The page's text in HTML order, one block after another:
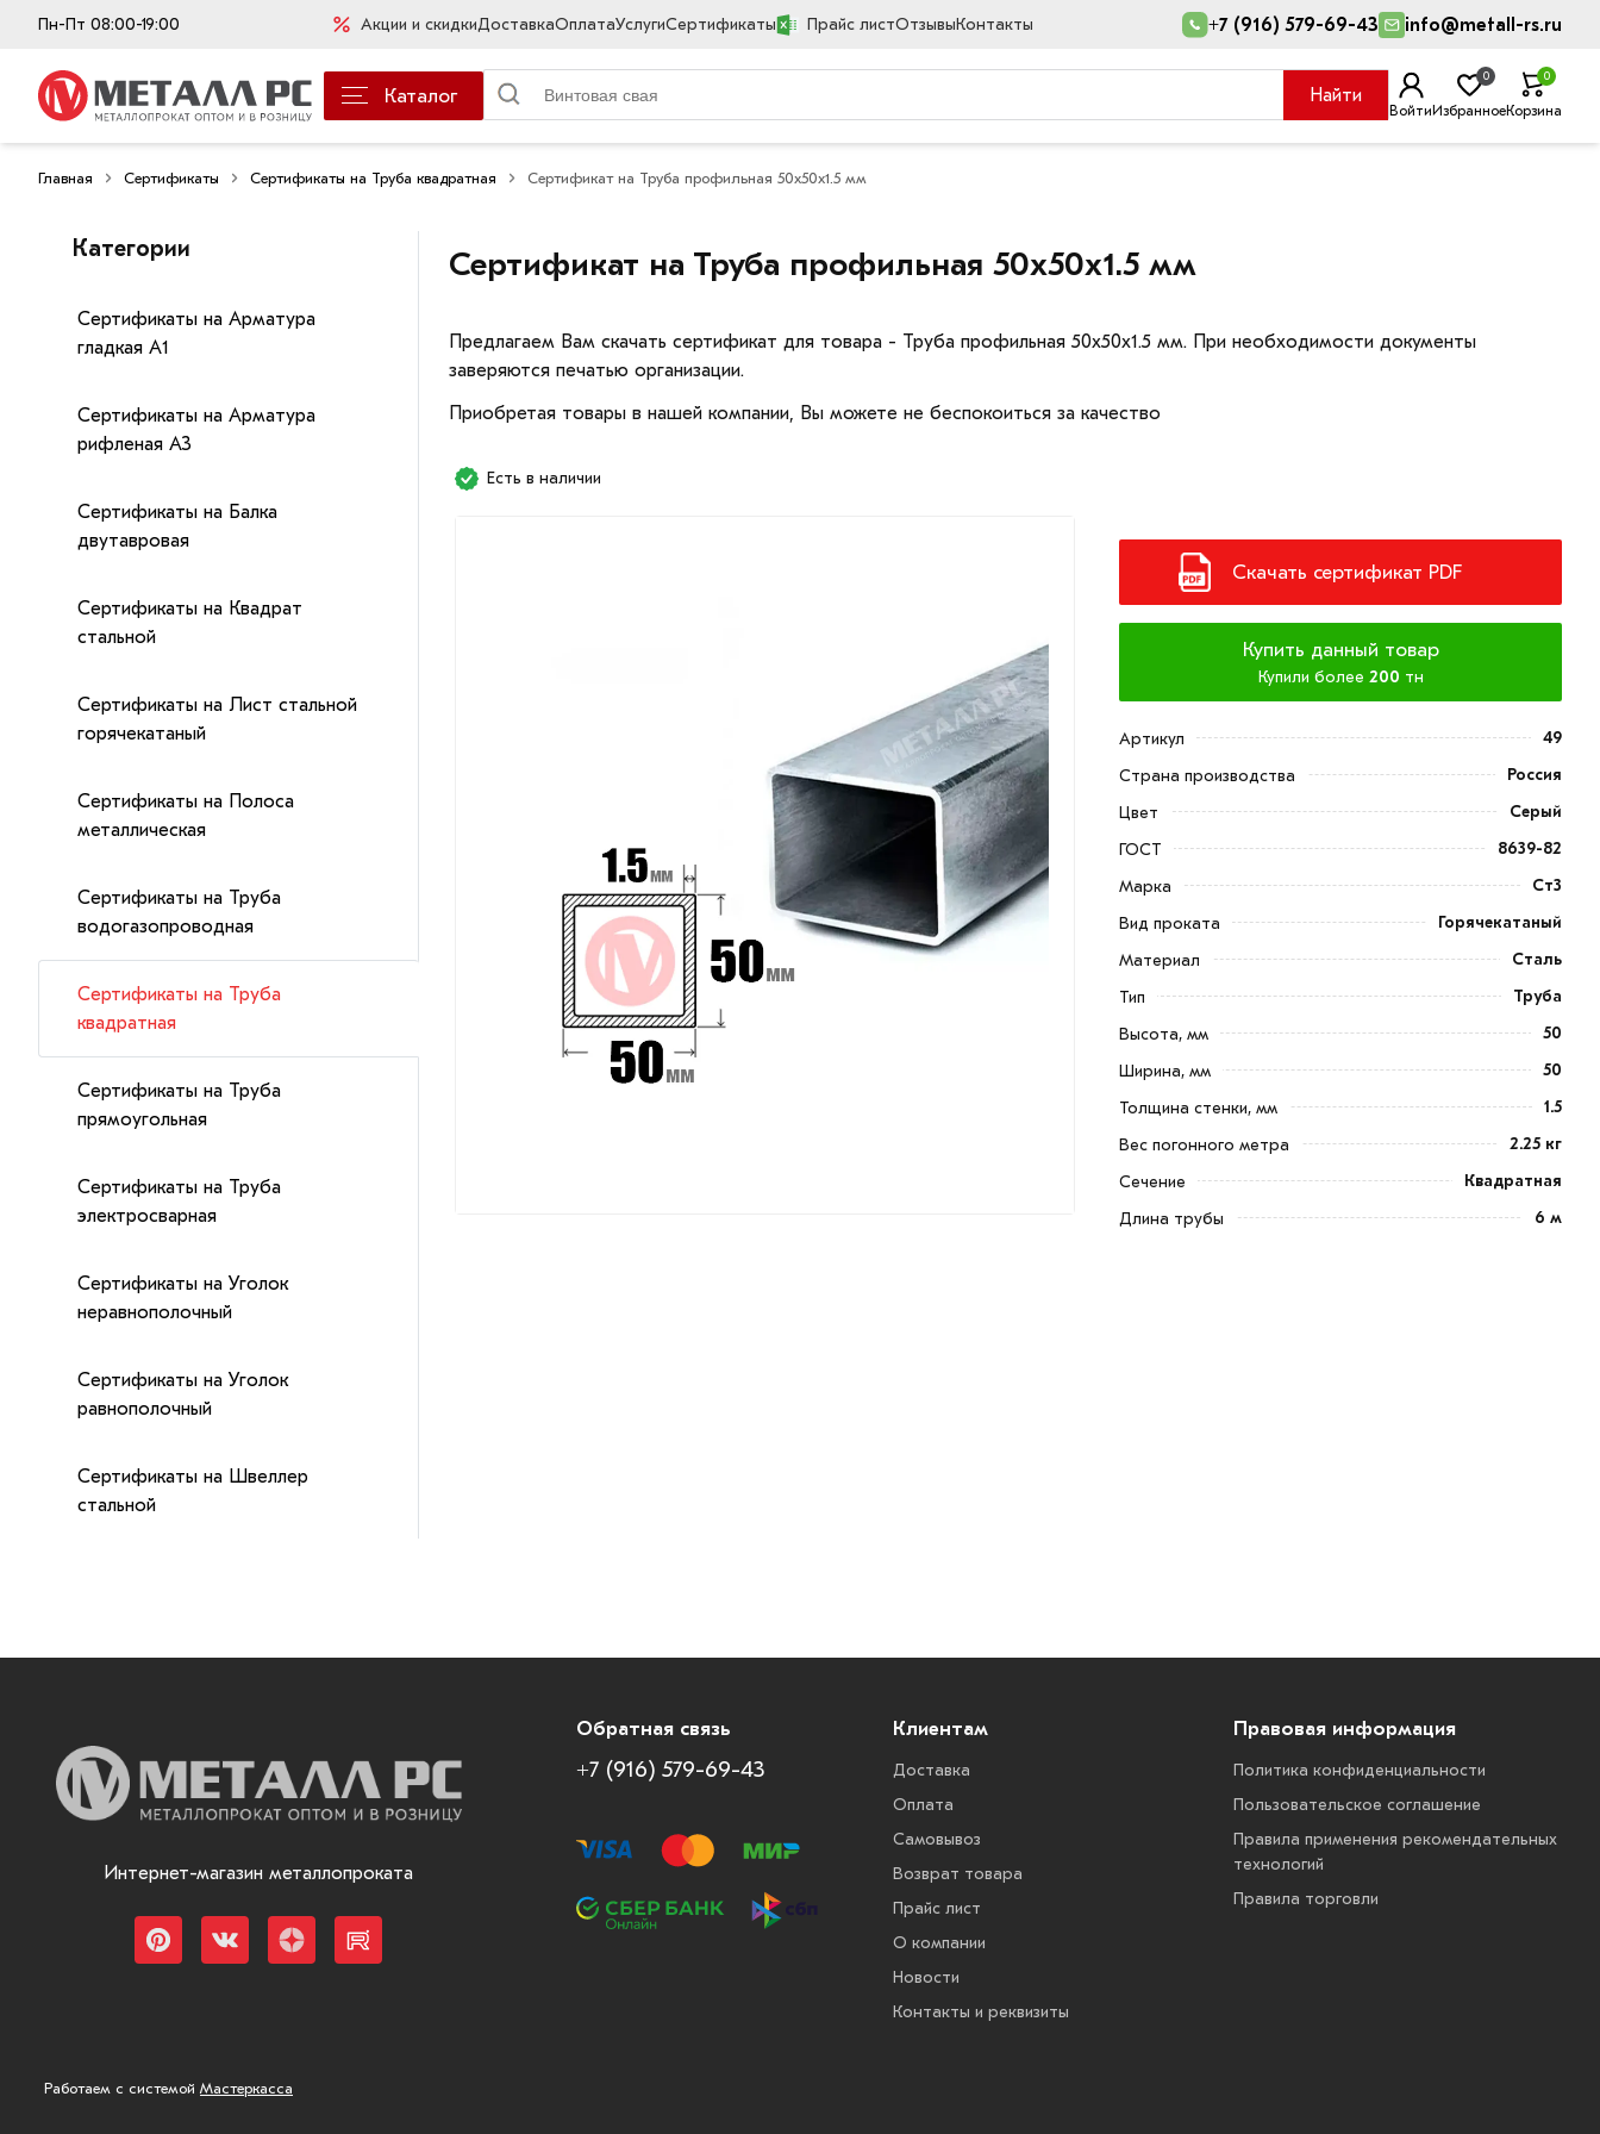
Пн-Пт 08:00-19:00 Акции и скидкиДоставкаОплатаУслугиСертификаты Прайс листОтзывыКонтакты +7 (916) 579-69-43 info@metall-rs.ru
Каталог Найти
ВойтиИзбранное
0
Корзина
0
Главная Сертификаты Сертификаты на Труба квадратная Сертификат на Труба профильная 50х50х1.5 мм
Категории
Сертификаты на Арматура
гладкая А1
Сертификаты на Арматура
рифленая А3
Сертификаты на Балка
двутавровая
Сертификаты на Квадрат
стальной
Сертификаты на Лист стальной
горячекатаный
Сертификаты на Полоса
металлическая
Сертификаты на Труба
водогазопроводная
Сертификаты на Труба
квадратная
Сертификаты на Труба
прямоугольная
Сертификаты на Труба
электросварная
Сертификаты на Уголок
неравнополочный
Сертификаты на Уголок
равнополочный
Сертификаты на Швеллер
стальной
Сертификат на Труба профильная 50х50х1.5 мм
Предлагаем Вам скачать сертификат для товара - Труба профильная 50х50х1.5 мм. При необходимости документы
заверяются печатью организации.
Приобретая товары в нашей компании, Вы можете не беспокоиться за качество
Есть в наличии
Скачать сертификат PDF
Купить данный товар
Купили более 200 тн
Артикул
49
Страна производства
Россия
Цвет
Серый
ГОСТ
8639-82
Марка
Ст3
Вид проката
Горячекатаный
Материал
Сталь
Тип
Труба
Высота, мм
50
Ширина, мм
50
Толщина стенки, мм
1.5
Вес погонного метра
2.25 кг
Сечение
Квадратная
Длина трубы
6 м
Интернет-магазин металлопроката
Обратная связь
+7 (916) 579-69-43
Клиентам
Доставка
Оплата
Самовывоз
Возврат товара
Прайс лист
О компании
Новости
Контакты и реквизиты
Правовая информация
Политика конфиденциальности
Пользовательское соглашение
Правила применения рекомендательных
технологий
Правила торговли
Работаем с системой Мастеркасса